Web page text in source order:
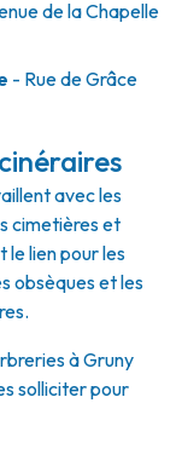
de la Chapelle
- Rue de Grâce
avec les
cimetières et
le lien pour les
obsèques et les
à Gruny
solliciter pour